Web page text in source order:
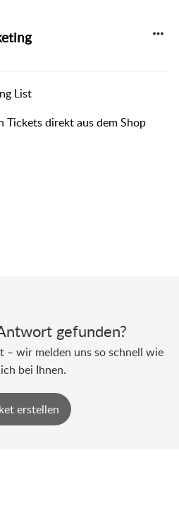
List
Tickets direkt aus dem Shop
gefunden?
– wir melden uns so schnell wie
bei Ihnen.
erstellen